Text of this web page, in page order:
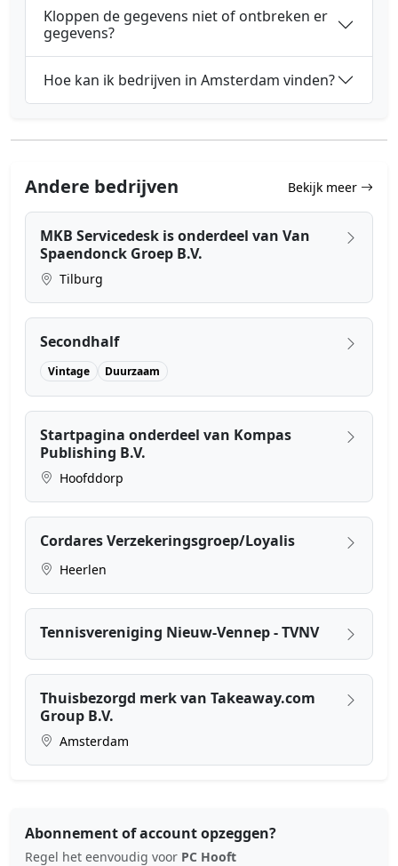
Kloppen de gegevens niet of ontbreken er
gegevens?
Hoe kan ik bedrijven in Amsterdam vinden?
Andere bedrijven Bekijk meer
MKB Servicedesk is onderdeel van Van
Spaendonck Groep B.V.
Tilburg
Secondhalf
Vintage Duurzaam
Startpagina onderdeel van Kompas
Publishing B.V.
Hoofddorp
Cordares Verzekeringsgroep/Loyalis
Heerlen
Tennisvereniging Nieuw-Vennep - TVNV
Thuisbezorgd merk van Takeaway.com
Group B.V.
Amsterdam
Abonnement of account opzeggen?
Regel het eenvoudig voor PC Hooft